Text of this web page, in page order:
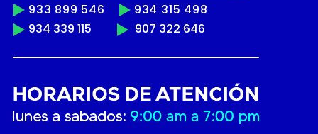
933 899 546
934 315 498
934 339 115
907 322 646